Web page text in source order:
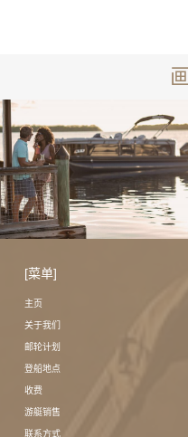
[菜单]
主页
关于我们
邮轮计划
登船地点
收费
游艇销售
联系方式